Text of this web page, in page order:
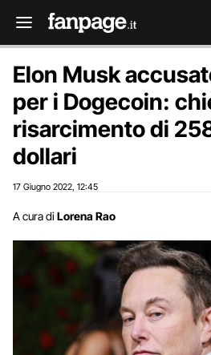
Elon Musk
per i Dogecoin:
risarcimento di
dollari
17 Giugno 2022 12:45
A cura di Lorena Rao